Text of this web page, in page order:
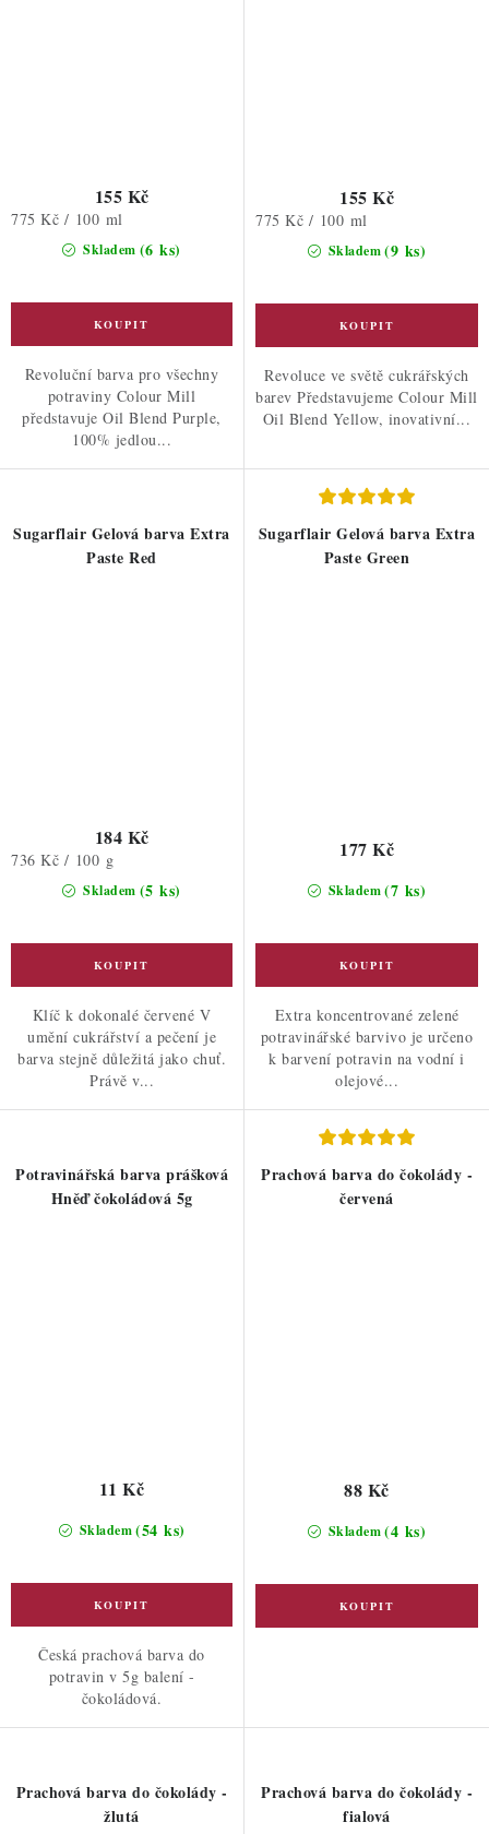
Skladem (6 ks)
155 Kč
Měrná
775 Kč / 100 ml
Revoluční barva pro všechny
potraviny Colour Mill
představuje Oil Blend Purple,
100% jedlou...
Skladem(9 ks)
155 Kč
Měrná
775 Kč / 100 ml
Revoluce ve světě cukrářských
barev Představujeme Colour Mill
Oil Blend Yellow, inovativní...
Sugarflair Gelová barva Extra
Paste Red
Skladem (5 ks)
184 Kč
Měrná
736 Kč / 100 g
Klíč k dokonalé červené V
umění cukrářství a pečení je
barva stejně důležitá jako chuť.
Právě v...
Sugarflair Gelová barva Extra
Paste Green
Skladem(7 ks)
177 Kč
Extra koncentrované zelené
potravinářské barvivo je určeno
k barvení potravin na vodní i
olejové...
Potravinářská barva prášková
Hněď čokoládová 5g
Skladem(54 ks)
11 Kč
Česká prachová barva do
potravin v 5g balení -
čokoládová.
Prachová barva do čokolády -
červená
Skladem(4 ks)
88 Kč
Prachová barva do čokolády -
žlutá
Prachová barva do čokolády -
fialová